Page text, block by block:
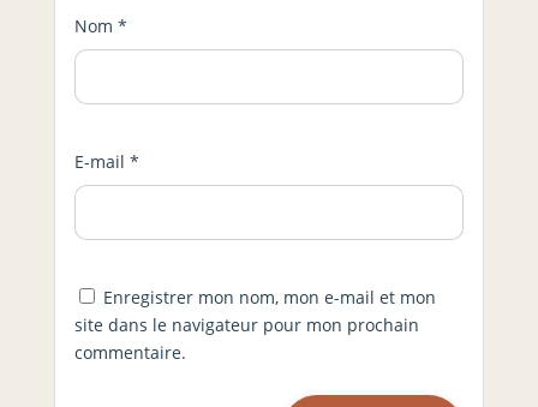
Nom *
E-mail *
Enregistrer mon nom, mon e-mail et mon
site dans le navigateur pour mon prochain
commentaire.